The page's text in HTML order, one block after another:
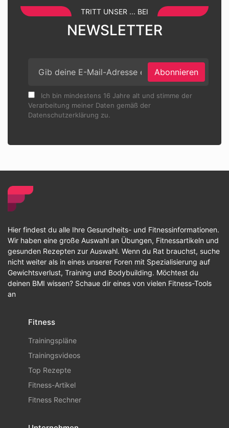
TRITT UNSER ... BEI
NEWSLETTER
Abonnieren
Ich bin mindestens 16 Jahre alt und stimme der
Verarbeitung meiner Daten gemäß der
Datenschutzerklärung zu.
Hier findest du alle Ihre Gesundheits- und Fitnessinformationen.
Wir haben eine große Auswahl an Übungen, Fitnessartikeln und
gesunden Rezepten zur Auswahl. Wenn du Rat brauchst, suche
nicht weiter als in eines unserer Foren mit Spezialisierung auf
Gewichtsverlust, Training und Bodybuilding. Möchtest du
deinen BMI wissen? Schaue dir eines von vielen Fitness-Tools
an
Fitness
Trainingspläne
Trainingsvideos
Top Rezepte
Fitness-Artikel
Fitness Rechner